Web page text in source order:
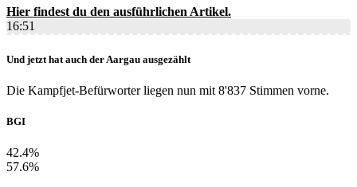
Hier findest du den ausführlichen Artikel.
16:51
Und jetzt hat auch der Aargau ausgezählt
Die Kampfjet-Befürworter liegen nun mit 8'837 Stimmen vorne.
BGI
42.4%
57.6%